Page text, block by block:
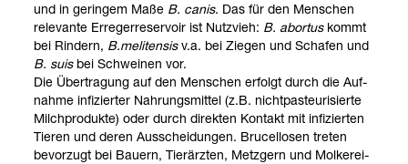
und in gerin­gem Maße B. canis. Das für den Men­schen
rele­vante Erre­ger­re­ser­voir ist Nutz­vieh: B. abor­tuskommt
bei Rin­dern, B.meli­ten­sisv.a. bei Zie­gen und Scha­fen und
B. suis bei Schwei­nen vor.
Die Über­tra­gung auf den Men­schen erfolgt durch die Auf­
nahme infi­zier­ter Nah­rungs­mit­tel (z.B. nicht­pas­teu­ri­sierte
Milch­pro­dukte) oder durch direk­ten Kon­takt mit infi­zier­ten
Tie­ren und deren Aus­schei­dun­gen. Bru­cel­lo­sen tre­ten
bevor­zugt bei Bau­ern, Tier­ärz­ten, Metz­gern und Mol­ke­rei­